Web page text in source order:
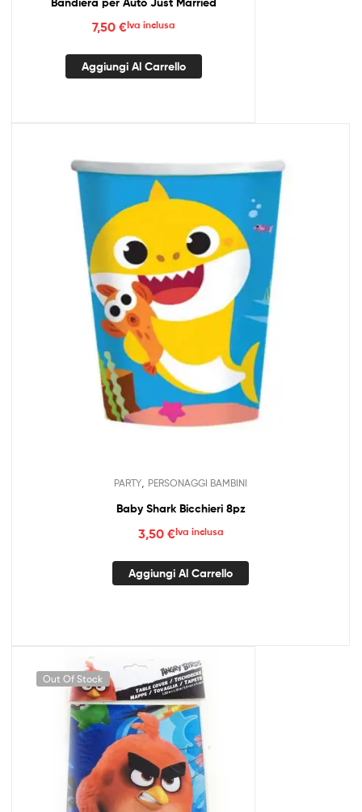
7,50 €Iva inclusa
Aggiungi Al Carrello
PARTY PERSONAGGI BAMBINI
Baby Shark Bicchieri 8pz
3,50 €Iva inclusa
Aggiungi Al Carrello
Out Of Stock